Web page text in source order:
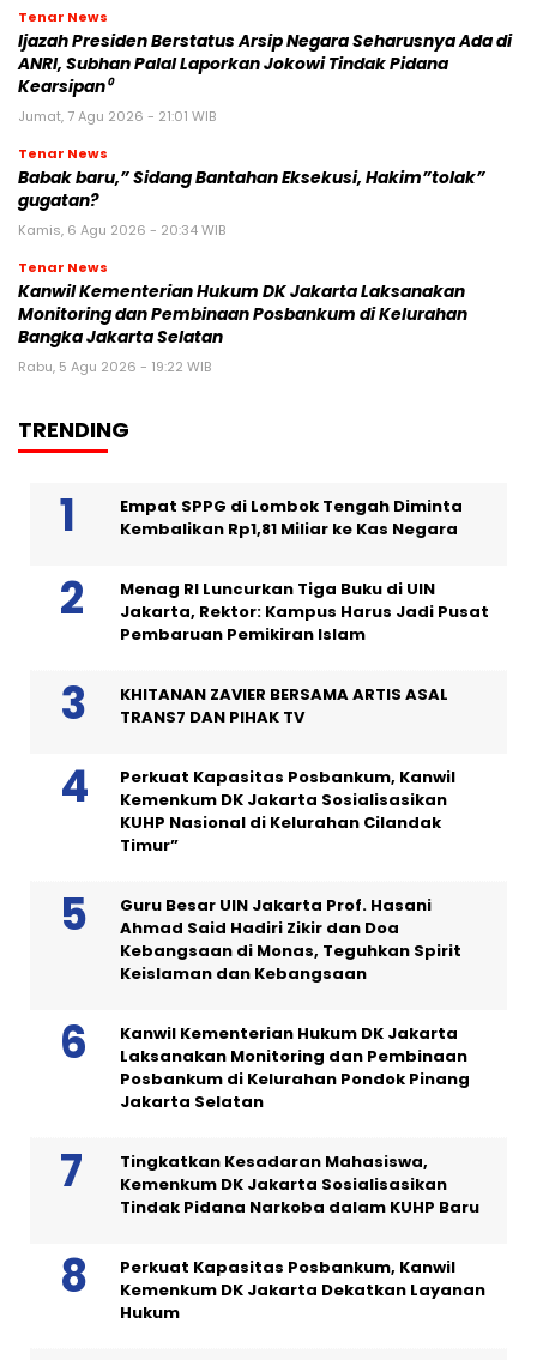
Tenar News
Ijazah Presiden Berstatus Arsip Negara Seharusnya Ada di
ANRI, Subhan Palal Laporkan Jokowi Tindak Pidana
Kearsipan⁰
Jumat, 7 Agu 2026 - 21:01 WIB
Tenar News
Babak baru,” Sidang Bantahan Eksekusi, Hakim”tolak”
gugatan?
Kamis, 6 Agu 2026 - 20:34 WIB
Tenar News
Kanwil Kementerian Hukum DK Jakarta Laksanakan
Monitoring dan Pembinaan Posbankum di Kelurahan
Bangka Jakarta Selatan
Rabu, 5 Agu 2026 - 19:22 WIB
TRENDING
Empat SPPG di Lombok Tengah Diminta
Kembalikan Rp1,81 Miliar ke Kas Negara
Menag RI Luncurkan Tiga Buku di UIN
Jakarta, Rektor: Kampus Harus Jadi Pusat
Pembaruan Pemikiran Islam
KHITANAN ZAVIER BERSAMA ARTIS ASAL
TRANS7 DAN PIHAK TV
Perkuat Kapasitas Posbankum, Kanwil
Kemenkum DK Jakarta Sosialisasikan
KUHP Nasional di Kelurahan Cilandak
Timur”
Guru Besar UIN Jakarta Prof. Hasani
Ahmad Said Hadiri Zikir dan Doa
Kebangsaan di Monas, Teguhkan Spirit
Keislaman dan Kebangsaan
Kanwil Kementerian Hukum DK Jakarta
Laksanakan Monitoring dan Pembinaan
Posbankum di Kelurahan Pondok Pinang
Jakarta Selatan
Tingkatkan Kesadaran Mahasiswa,
Kemenkum DK Jakarta Sosialisasikan
Tindak Pidana Narkoba dalam KUHP Baru
Perkuat Kapasitas Posbankum, Kanwil
Kemenkum DK Jakarta Dekatkan Layanan
Hukum